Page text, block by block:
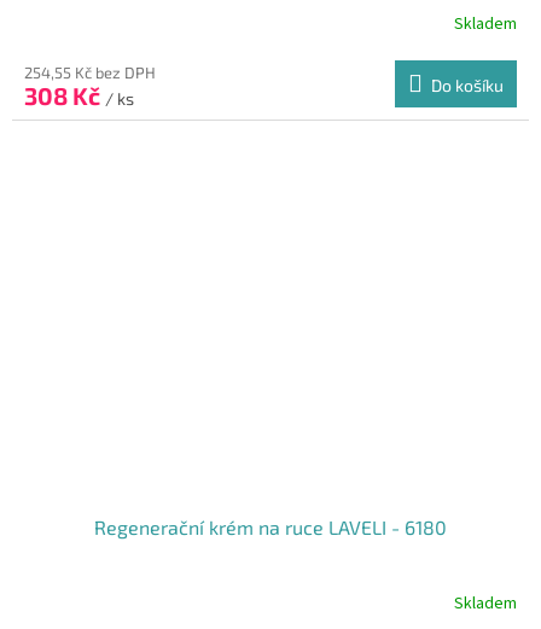
Skladem
254,55 Kč bez DPH
308 Kč / ks
Do košíku
Regenerační krém na ruce LAVELI - 6180
Skladem